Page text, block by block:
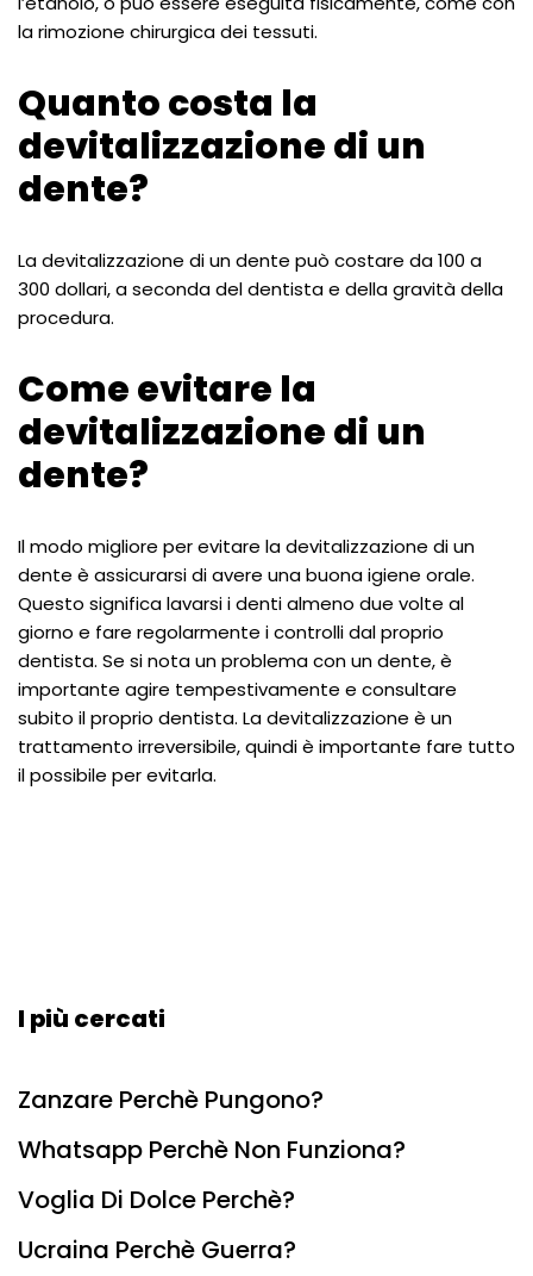
la rimozione chirurgica dei tessuti.
Quanto costa la
devitalizzazione di un
dente?
La devitalizzazione di un dente può costare da 100 a
300 dollari, a seconda del dentista e della gravità della
procedura.
Come evitare la
devitalizzazione di un
dente?
Il modo migliore per evitare la devitalizzazione di un
dente è assicurarsi di avere una buona igiene orale.
Questo significa lavarsi i denti almeno due volte al
giorno e fare regolarmente i controlli dal proprio
dentista. Se si nota un problema con un dente, è
importante agire tempestivamente e consultare
subito il proprio dentista. La devitalizzazione è un
trattamento irreversibile, quindi è importante fare tutto
il possibile per evitarla.
I più cercati
Zanzare Perchè Pungono?
Whatsapp Perchè Non Funziona?
Voglia Di Dolce Perchè?
Ucraina Perchè Guerra?